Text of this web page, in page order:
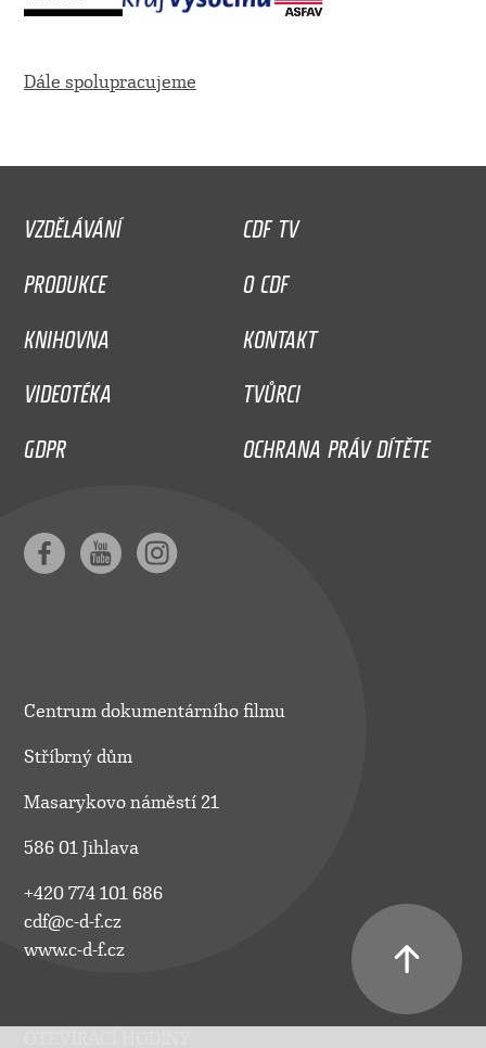
Dále spolupracujeme
VZDĚLÁVÁNÍ
CDF TV
PRODUKCE
O CDF
KNIHOVNA
KONTAKT
VIDEOTÉKA
TVŮRCI
GDPR
OCHRANA PRÁV DÍTĚTE
Centrum dokumentárního filmu
Stříbrný dům
Masarykovo náměstí 21
586 01 Jihlava
+420 774 101 686
cdf@c-d-f.cz
www.c-d-f.cz